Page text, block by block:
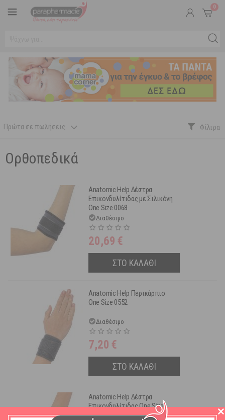
0
Πρώτα σε πωλήσεις
Ορθοπεδικά
Anatomic Help Δέστρα
Επικονδυλίτιδας με Σιλικόνη
One Size 0068
Διαθέσιμο
20,69 €
ΣΤΟ ΚΑΛΑΘΙ
Anatomic Help Περικάρπιο
One Size 0552
Διαθέσιμο
7,20 €
ΣΤΟ ΚΑΛΑΘΙ
Anatomic Help Δέστρα
Επικονδυλίτιδας One Size
0551